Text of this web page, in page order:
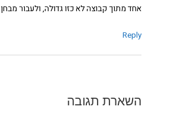
אחד מתוך קבוצה לא כזו גדולה, ולעבור מבחן DKIM "בפוקס"?
Reply
השארת תגובה